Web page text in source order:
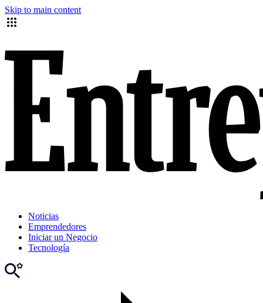
Skip to main content
Noticias
Emprendedores
Iniciar un Negocio
Tecnología